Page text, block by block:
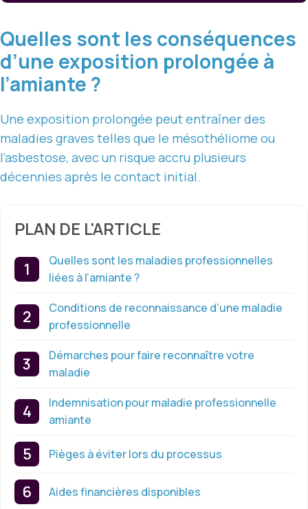
Quelles sont les conséquences
d’une exposition prolongée à
l’amiante ?
Une exposition prolongée peut entraîner des
maladies graves telles que le mésothéliome ou
l’asbestose, avec un risque accru plusieurs
décennies après le contact initial.
PLAN DE L'ARTICLE
Quelles sont les maladies professionnelles
liées à l’amiante ?
Conditions de reconnaissance d’une maladie
professionnelle
Démarches pour faire reconnaître votre
maladie
Indemnisation pour maladie professionnelle
amiante
Pièges à éviter lors du processus
Aides financières disponibles